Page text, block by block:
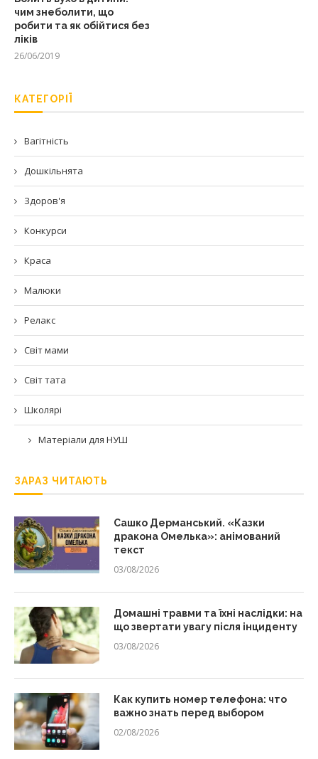
чим знеболити, що
робити та як обійтися без
ліків
26/06/2019
КАТЕГОРІЇ
Вагітність
Дошкільнята
Здоров'я
Конкурси
Краса
Малюки
Релакс
Світ мами
Світ тата
Школярі
Матеріали для НУШ
ЗАРАЗ ЧИТАЮТЬ
Сашко Дерманський. «Казки
дракона Омелька»: анімований
текст
03/08/2026
Домашні травми та їхні наслідки: на
що звертати увагу після інциденту
03/08/2026
Как купить номер телефона: что
важно знать перед выбором
02/08/2026